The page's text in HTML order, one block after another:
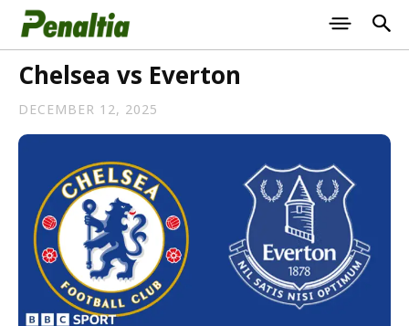
Chelsea vs Everton
DECEMBER 12, 2025